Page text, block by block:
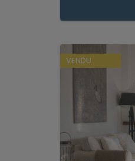
VENDU